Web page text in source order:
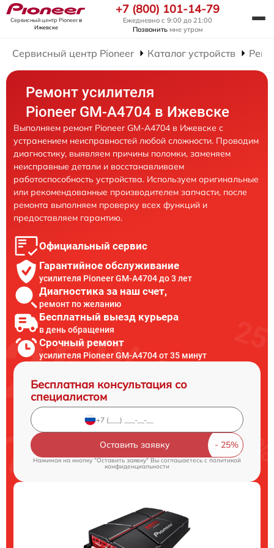
Сервисный центр Pioneerв
Ижевске
+7 (800) 101-14-79
Ежедневно с 9:00 до 21:00
Позвонить мне утром
Сервисный центр Pioneer Каталог устройств
Ремонт усилителя
Pioneer GM-A4704 в Ижевске
Выполняем ремонт Pioneer GM-A4704 в Ижевске с
устранением неисправностей любой сложности. Проводим
диагностику, выявляем причины поломки, заменяем
неисправные детали и восстанавливаем
работоспособность устройства. Используем оригинальные
или рекомендованные производителем запчасти, после
ремонта выполняем проверку всех функций и
предоставляем гарантию.
Официальный сервис
Гарантийное обслуживание
усилителя Pioneer GM-A4704 до 3 лет
Диагностика за наш счет,
ремонт по желанию
Бесплатный выезд курьера
в день обращения
Срочный ремонт
усилителя Pioneer GM-A4704 от 35 минут
Бесплатная консультация со
специалистом
Оставить заявку
Нажимая на кнопку "Оставить заявку" Вы соглашаетесь cполитикой
конфиденциальности